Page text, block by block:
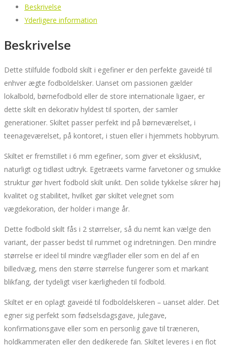
football
antal
Beskrivelse
Yderligere information
Beskrivelse
Dette stilfulde fodbold skilt i egefiner er den perfekte gaveidé til
enhver ægte fodboldelsker. Uanset om passionen gælder
lokalbold, børnefodbold eller de store internationale ligaer, er
dette skilt en dekorativ hyldest til sporten, der samler
generationer. Skiltet passer perfekt ind på børneværelset, i
teenageværelset, på kontoret, i stuen eller i hjemmets hobbyrum.
Skiltet er fremstillet i 6 mm egefiner, som giver et eksklusivt,
naturligt og tidløst udtryk. Egetræets varme farvetoner og smukke
struktur gør hvert fodbold skilt unikt. Den solide tykkelse sikrer høj
kvalitet og stabilitet, hvilket gør skiltet velegnet som
vægdekoration, der holder i mange år.
Dette fodbold skilt fås i 2 størrelser, så du nemt kan vælge den
variant, der passer bedst til rummet og indretningen. Den mindre
størrelse er ideel til mindre vægflader eller som en del af en
billedvæg, mens den større størrelse fungerer som et markant
blikfang, der tydeligt viser kærligheden til fodbold.
Skiltet er en oplagt gaveidé til fodboldelskeren – uanset alder. Det
egner sig perfekt som fødselsdagsgave, julegave,
konfirmationsgave eller som en personlig gave til træneren,
holdkammeraten eller den dedikerede fan. Skiltet leveres i en flot